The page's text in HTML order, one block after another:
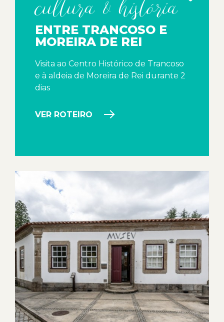
ENTRE TRANCOSO E
MOREIRA DE REI
Visita ao Centro Histórico de Trancoso
e à aldeia de Moreira de Rei durante 2
dias
VER ROTEIRO